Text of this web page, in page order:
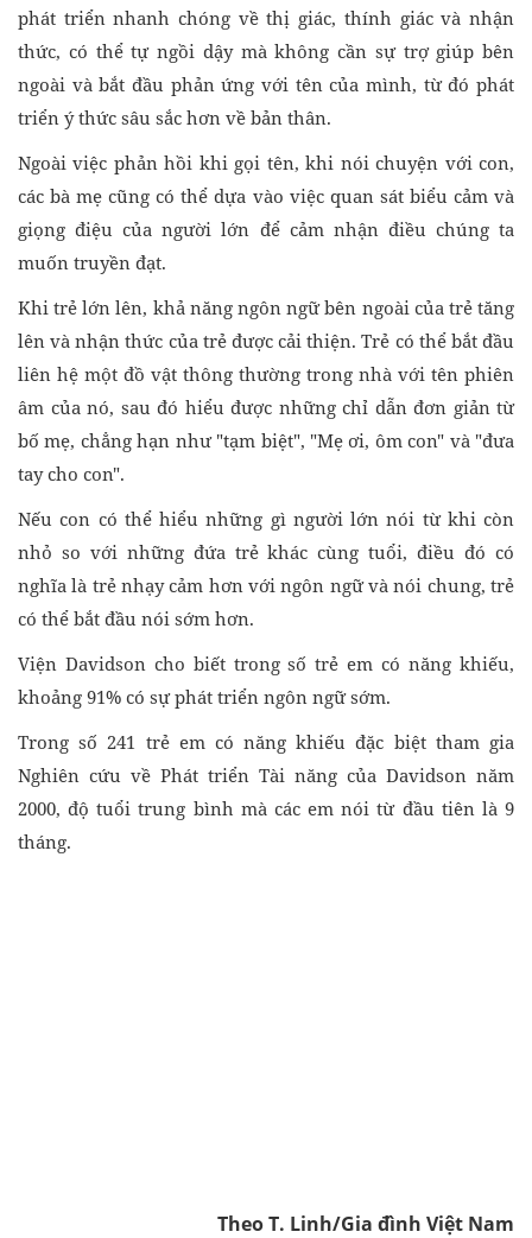
phát triển nhanh chóng về thị giác, thính giác và nhận
thức, có thể tự ngồi dậy mà không cần sự trợ giúp bên
ngoài và bắt đầu phản ứng với tên của mình, từ đó phát
triển ý thức sâu sắc hơn về bản thân.
Ngoài việc phản hồi khi gọi tên, khi nói chuyện với con,
các bà mẹ cũng có thể dựa vào việc quan sát biểu cảm và
giọng điệu của người lớn để cảm nhận điều chúng ta
muốn truyền đạt.
Khi trẻ lớn lên, khả năng ngôn ngữ bên ngoài của trẻ tăng
lên và nhận thức của trẻ được cải thiện. Trẻ có thể bắt đầu
liên hệ một đồ vật thông thường trong nhà với tên phiên
âm của nó, sau đó hiểu được những chỉ dẫn đơn giản từ
bố mẹ, chẳng hạn như "tạm biệt", "Mẹ ơi, ôm con" và "đưa
tay cho con".
Nếu con có thể hiểu những gì người lớn nói từ khi còn
nhỏ so với những đứa trẻ khác cùng tuổi, điều đó có
nghĩa là trẻ nhạy cảm hơn với ngôn ngữ và nói chung, trẻ
có thể bắt đầu nói sớm hơn.
Viện Davidson cho biết trong số trẻ em có năng khiếu,
khoảng 91% có sự phát triển ngôn ngữ sớm.
Trong số 241 trẻ em có năng khiếu đặc biệt tham gia
Nghiên cứu về Phát triển Tài năng của Davidson năm
2000, độ tuổi trung bình mà các em nói từ đầu tiên là 9
tháng.
Theo T. Linh/Gia đình Việt Nam